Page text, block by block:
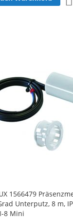
1566479
Unterputz, 8 m,
8 Mini